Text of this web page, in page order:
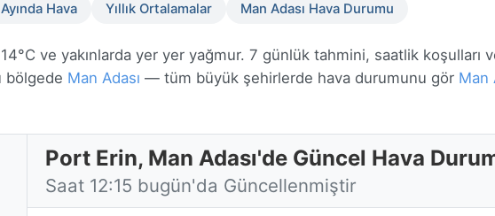
Hava Yıllık Ortalamalar Man Adası Hava Durumu
ve yakınlarda yer yer yağmur. 7 günlük tahmini, saatlik koşulları
bölgede Man Adası — tüm büyük şehirlerde hava durumunu gör Man
Port Erin, Man Adası'de Güncel Hava
Saat 12:15 bugün'da Güncellenmiştir